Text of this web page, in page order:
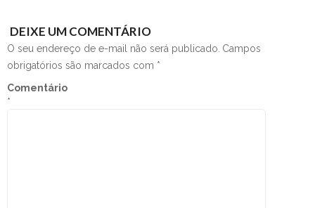
DEIXE UM COMENTÁRIO
O seu endereço de e-mail não será publicado. Campos
obrigatórios são marcados com *
Comentário
*